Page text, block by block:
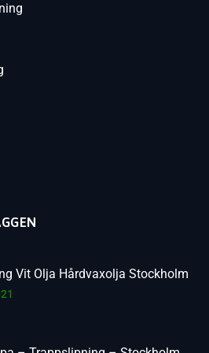
Vit Olja Hårdvaxolja Stockholm